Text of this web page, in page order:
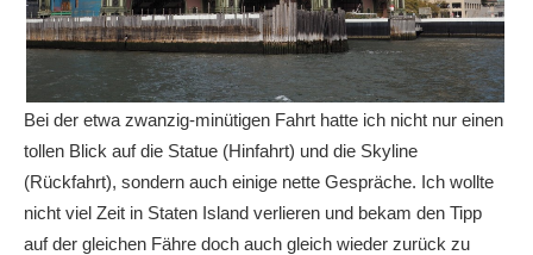
Bei der etwa zwanzig-minütigen Fahrt hatte ich nicht nur einen
tollen Blick auf die Statue (Hinfahrt) und die Skyline
(Rückfahrt), sondern auch einige nette Gespräche. Ich wollte
nicht viel Zeit in Staten Island verlieren und bekam den Tipp
auf der gleichen Fähre doch auch gleich wieder zurück zu